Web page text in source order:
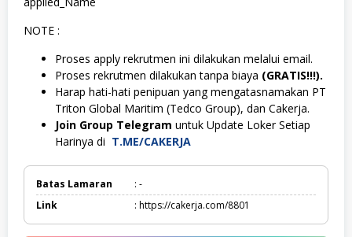
NOTE :
Proses apply rekrutmen ini dilakukan melalui email.
Proses rekrutmen dilakukan tanpa biaya (GRATIS!!!).
Harap hati-hati penipuan yang mengatasnamakan PT
Triton Global Maritim (Tedco Group), dan Cakerja.
Join Group Telegram untuk Update Loker Setiap
Harinya di T.ME/CAKERJA
Batas Lamaran
: -
Link
: https://cakerja.com/8801